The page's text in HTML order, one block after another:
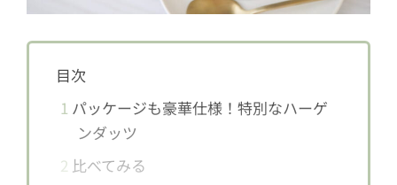
目次
1 パッケージも豪華仕様！特別なハーゲ
ンダッツ
2 比べてみる